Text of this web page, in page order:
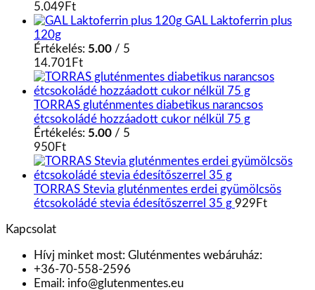
5.049 Ft
GAL Laktoferrin plus
120g
Értékelés: 5.00 / 5
14.701 Ft
TORRAS gluténmentes diabetikus narancsos
étcsokoládé hozzáadott cukor nélkül 75 g
Értékelés: 5.00 / 5
950Ft
TORRAS Stevia gluténmentes erdei gyümölcsös
étcsokoládé stevia édesítőszerrel 35 g 929 Ft
Kapcsolat
Hívj minket most: Gluténmentes webáruház:
+36-70-558-2596
Email: info@glutenmentes.eu